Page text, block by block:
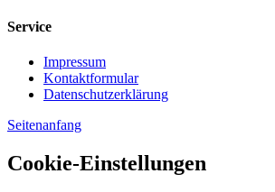
Service
Impressum
Kontaktformular
Datenschutzerklärung
Seitenanfang
Cookie-Einstellungen